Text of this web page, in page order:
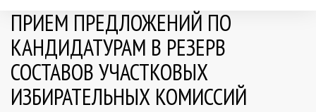
ПРИЕМ ПРЕДЛОЖЕНИЙ ПО
КАНДИДАТУРАМ В РЕЗЕРВ
СОСТАВОВ УЧАСТКОВЫХ
ИЗБИРАТЕЛЬНЫХ КОМИССИЙ